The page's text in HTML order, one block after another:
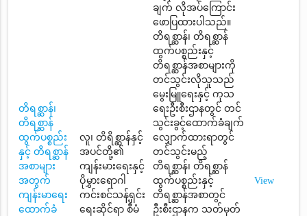
တိရစ္ဆာန်၊
တိရစ္ဆာန်
ထွက်ပစ္စည်း
နှင့် တိရစ္ဆာန်
အစာများ
အတွက်
ကျန်းမာရေး
ထောက်ခံ
လူ၊ တိရိစ္ဆာန်နှင့်
အပင်တို့၏
ကျန်းမားရေးနှင့်
ပိုမွှားရောဂါ
ကင်းစင်သန့်ရှင်း
ရေးဆိုင်ရာ စီမံ
ချက် လိုအပ်ကြောင်း
ဖောပြထားပါသည်။
တိရစ္ဆာန်၊ တိရစ္ဆာန်
ထွက်ပစ္စည်းနှင့်
တိရစ္ဆာန်အစာများကို
တင်သွင်းလိုသူသည်
မွေးမြူရေးနှင့် ကုသ
ရေးဦးစီးဌာနတွင် တင်
သွင်းခွင့်ထောက်ခံချက်
လျှောက်ထားရာတွင်
တင်သွင်းမည့်
တိရစ္ဆာန်၊ တိရစ္ဆာန်
ထွက်ပစ္စည်းနှင့်
တိရစ္ဆာန်အစာတွင်
ဦးစီးဌာနက သတ်မှတ်
View